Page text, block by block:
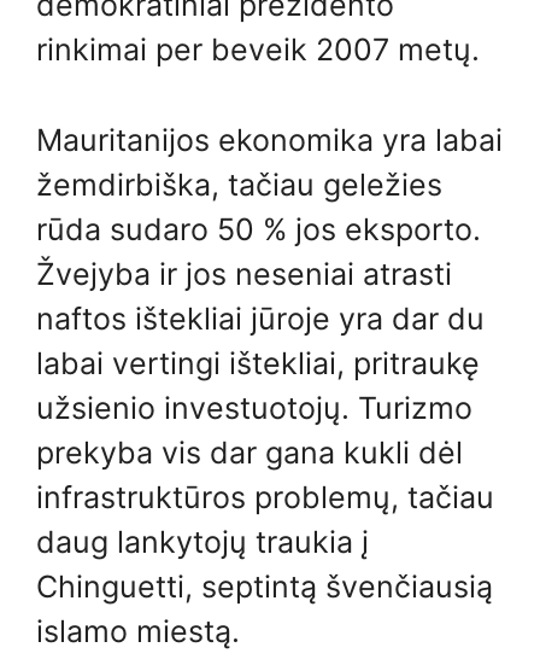
rinkimai per beveik 2007 metų.
Mauritanijos ekonomika yra labai
žemdirbiška, tačiau geležies
rūda sudaro 50 % jos eksporto.
Žvejyba ir jos neseniai atrasti
naftos ištekliai jūroje yra dar du
labai vertingi ištekliai, pritraukę
užsienio investuotojų. Turizmo
prekyba vis dar gana kukli dėl
infrastruktūros problemų, tačiau
daug lankytojų traukia į
Chinguetti, septintą švenčiausią
islamo miestą.